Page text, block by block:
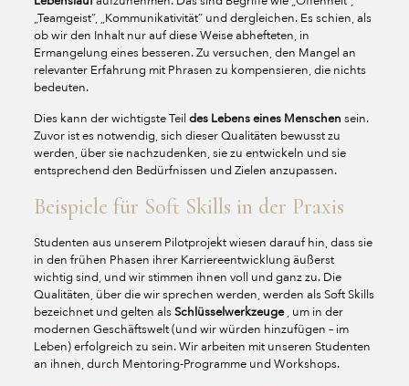
„Teamgeist“, „Kommunikativität“ und dergleichen. Es schien, als
ob wir den Inhalt nur auf diese Weise abhefteten, in
Ermangelung eines besseren. Zu versuchen, den Mangel an
relevanter Erfahrung mit Phrasen zu kompensieren, die nichts
bedeuten.
Dies kann der wichtigste Teil des Lebens eines Menschen sein.
Zuvor ist es notwendig, sich dieser Qualitäten bewusst zu
werden, über sie nachzudenken, sie zu entwickeln und sie
entsprechend den Bedürfnissen und Zielen anzupassen.
Beispiele für Soft Skills in der Praxis
Studenten aus unserem Pilotprojekt wiesen darauf hin, dass sie
in den frühen Phasen ihrer Karriereentwicklung äußerst
wichtig sind, und wir stimmen ihnen voll und ganz zu. Die
Qualitäten, über die wir sprechen werden, werden als Soft Skills
bezeichnet und gelten alsSchlüsselwerkzeuge, um in der
modernen Geschäftswelt (und wir würden hinzufügen – im
Leben) erfolgreich zu sein. Wir arbeiten mit unseren Studenten
an ihnen, durch Mentoring-Programme und Workshops.